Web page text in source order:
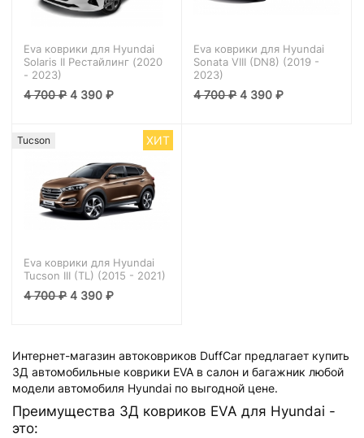
Eva коврики для Hyundai
Solaris II Рестайлинг (2020
- 2023)
4 700₽ 4 390₽
Eva коврики для Hyundai
Sonata VIII (DN8) (2019 -
2023)
4 700₽ 4 390₽
Tucson ХИТ
Eva коврики для Hyundai
Tucson III (TL) (2015 - 2021)
4 700₽ 4 390₽
Интернет-магазин автоковриков DuffCar предлагает купить
3Д автомобильные коврики EVA в салон и багажник любой
модели автомобиля Hyundai по выгодной цене.
Преимущества 3Д ковриков EVA для Hyundai -
это: